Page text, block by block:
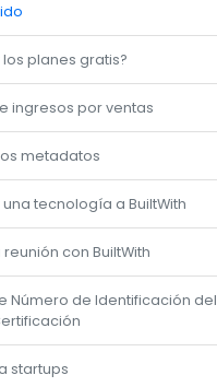
planes gratis?
ingresos por ventas
metadatos
tecnología a BuiltWith
con BuiltWith
Número de Identificación del
startups